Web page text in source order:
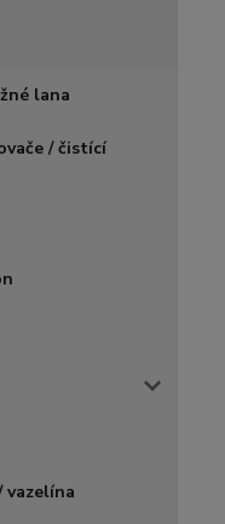
lana
/ čistící
vazelína